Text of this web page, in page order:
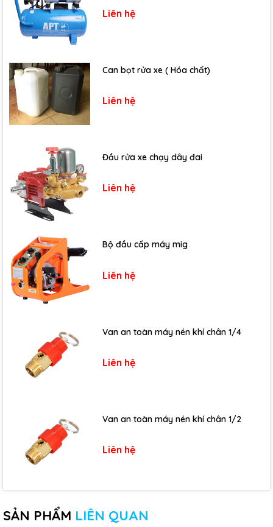
Liên hệ
Can bọt rửa xe ( Hóa chất)
Liên hệ
Đầu rửa xe chạy dây đai
Liên hệ
Bộ đầu cấp máy mig
Liên hệ
Van an toàn máy nén khí chân 1/4
Liên hệ
Van an toàn máy nén khí chân 1/2
Liên hệ
SẢN PHẨM LIÊN QUAN